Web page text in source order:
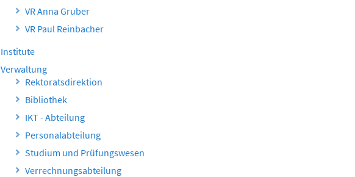
VR Anna Gruber
VR Paul Reinbacher
Institute
Verwaltung
Rektoratsdirektion
Bibliothek
IKT - Abteilung
Personalabteilung
Studium und Prüfungswesen
Verrechnungsabteilung